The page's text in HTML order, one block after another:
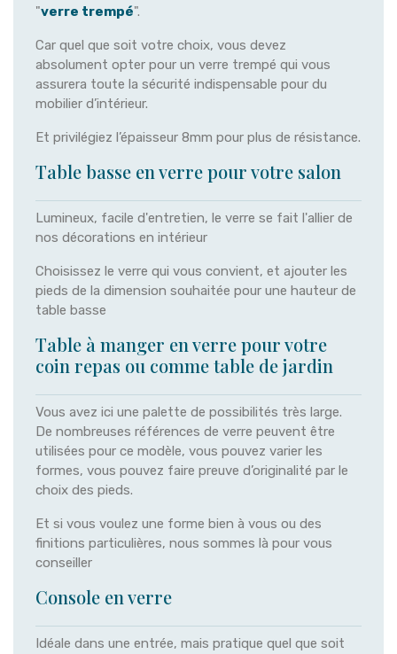
"verre trempé".
Car quel que soit votre choix, vous devez
absolument opter pour un verre trempé qui vous
assurera toute la sécurité indispensable pour du
mobilier d’intérieur.
Et privilégiez l’épaisseur 8mm pour plus de résistance.
Table basse en verre pour votre salon
Lumineux, facile d'entretien, le verre se fait l'allier de
nos décorations en intérieur
Choisissez le verre qui vous convient, et ajouter les
pieds de la dimension souhaitée pour une hauteur de
table basse
Table à manger en verre pour votre
coin repas ou comme table de jardin
Vous avez ici une palette de possibilités très large.
De nombreuses références de verre peuvent être
utilisées pour ce modèle, vous pouvez varier les
formes, vous pouvez faire preuve d’originalité par le
choix des pieds.
Et si vous voulez une forme bien à vous ou des
finitions particulières, nous sommes là pour vous
conseiller
Console en verre
Idéale dans une entrée, mais pratique quel que soit